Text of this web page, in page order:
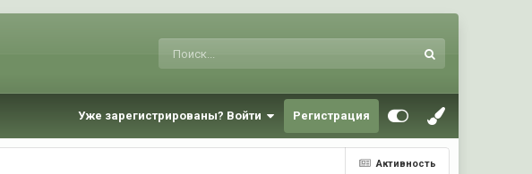
Уже зарегистрированы? Войти Регистрация
Активность